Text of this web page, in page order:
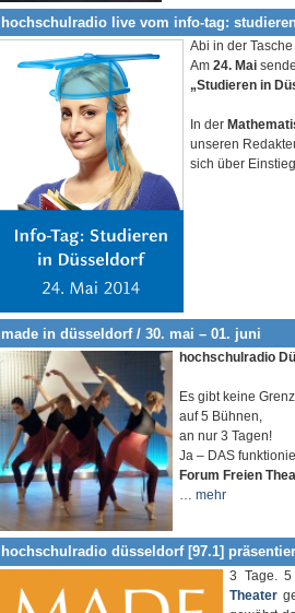
hochschulradio live vom info-tag:
Abi in der
Am 24. Mai
„Studieren in
In der
unseren
sich über
made in düsseldorf / 30. mai – 01. juni
hochschulradio
Es gibt keine
auf 5 Bühnen,
an nur 3 Tagen!
Ja – DAS
Forum Freien
… mehr
hochschulradio düsseldorf [97.1]
3 Tage. 5
Theater